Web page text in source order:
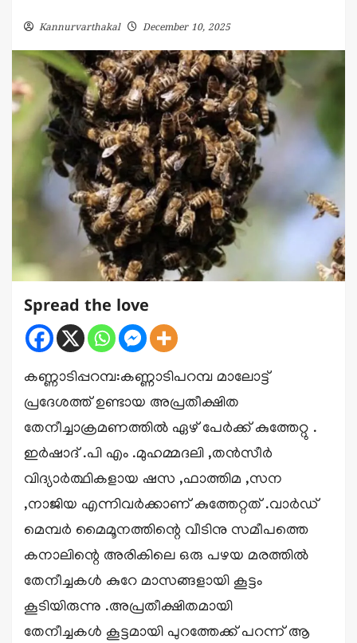
Kannurvarthakal December 10, 2025
Spread the love
കണ്ണാടിപ്പറമ്പ:കണ്ണാടിപറമ്പ മാലോട്ട്
പ്രദേശത്ത് ഉണ്ടായ അപ്രതീക്ഷിത
തേനീച്ചാക്രമണത്തിൽ ഏഴ് പേർക്ക് കുത്തേറ്റു .
ഇർഷാദ് .പി എം .മുഹമ്മദലി ,തൻസീർ
വിദ്യാർത്ഥികളായ ഷസ ,ഫാത്തിമ ,സന
,നാജിയ എന്നിവർക്കാണ് കുത്തേറ്റത് .വാർഡ്
മെമ്പർ മൈമൂനത്തിന്റെ വീടിനു സമീപത്തെ
കനാലിന്റെ അരികിലെ ഒരു പഴയ മരത്തിൽ
തേനീച്ചകൾ കുറേ മാസങ്ങളായി കൂട്ടം
കൂടിയിരുന്നു .അപ്രതീക്ഷിതമായി
തേനീച്ചകൾ കൂട്ടമായി പുറത്തേക്ക് പറന്ന് ആ